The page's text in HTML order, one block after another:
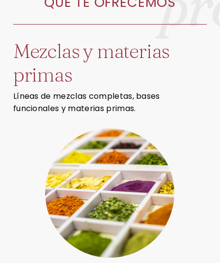
Mezclasy materias
primas
Líneas de mezclas completas, bases
funcionales y materias primas.